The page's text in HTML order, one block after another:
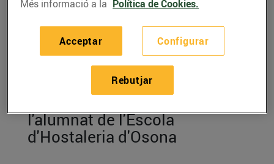
RECEPTES
Filet de porc a la
mostassa
Recepta elaborada per
l'alumnat de l'Escola
d'Hostaleria d'Osona
Més informació a la Política de Cookies.
Configurar
Rebutjar
Acceptar